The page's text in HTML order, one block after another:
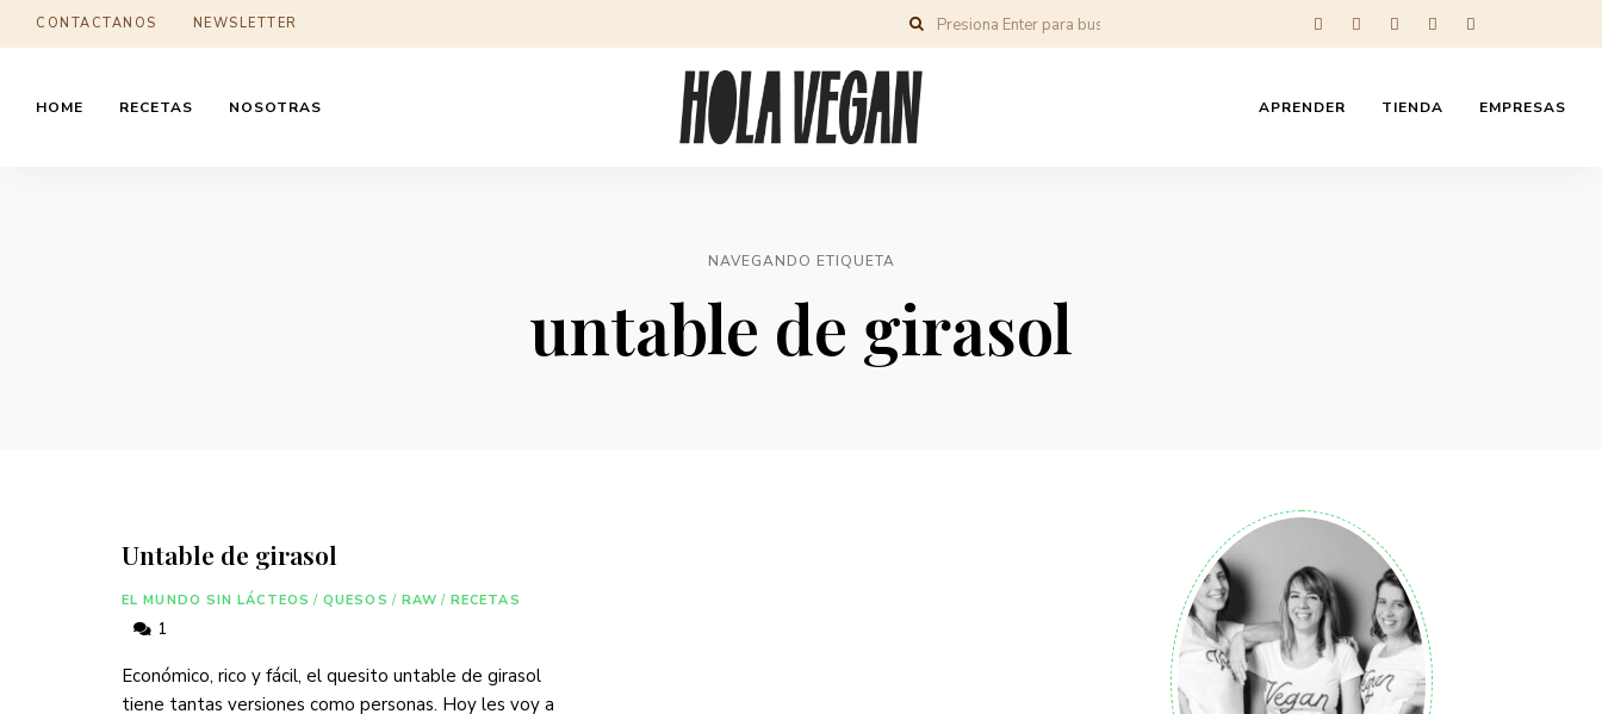
CONTACTANOS NEWSLETTER
HOME RECETAS NOSOTRAS APRENDER TIENDA EMPRESAS
NAVEGANDO ETIQUETA
untable de girasol
Untable de girasol
EL MUNDO SIN LÁCTEOS / QUESOS / RAW / RECETAS
1
Económico, rico y fácil, el quesito untable de girasol
tiene tantas versiones como personas. Hoy les voy a